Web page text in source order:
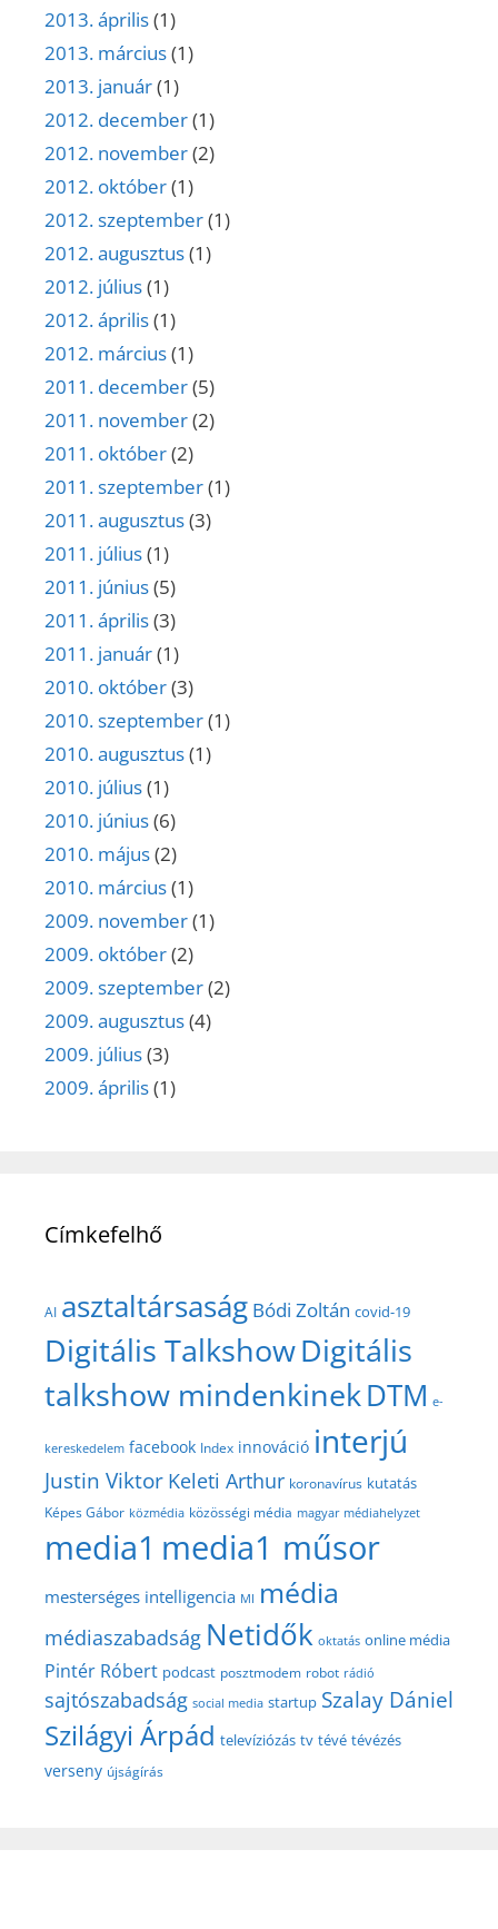
2013. április(1)
2013. március(1)
2013. január(1)
2012. december(1)
2012. november(2)
2012. október(1)
2012. szeptember(1)
2012. augusztus(1)
2012. július(1)
2012. április(1)
2012. március(1)
2011. december(5)
2011. november(2)
2011. október(2)
2011. szeptember(1)
2011. augusztus(3)
2011. július(1)
2011. június(5)
2011. április(3)
2011. január(1)
2010. október(3)
2010. szeptember(1)
2010. augusztus(1)
2010. július(1)
2010. június(6)
2010. május(2)
2010. március(1)
2009. november(1)
2009. október(2)
2009. szeptember(2)
2009. augusztus(4)
2009. július(3)
2009. április(1)
Címkefelhő
AI asztaltársaság Bódi Zoltán covid-19
Digitális TalkshowDigitális
talkshow mindenkinekDTM e-
kereskedelem facebook Index innováció interjú
Justin Viktor Keleti Arthur koronavírus kutatás
Képes Gábor közmédia közösségi média magyar médiahelyzet
media1 media1 műsor
mesterséges intelligencia MI média
médiaszabadság Netidők oktatás online média
Pintér Róbert podcast posztmodem robot rádió
sajtószabadság social media startup Szalay Dániel
Szilágyi Árpád televíziózás tv tévé tévézés
verseny újságírás